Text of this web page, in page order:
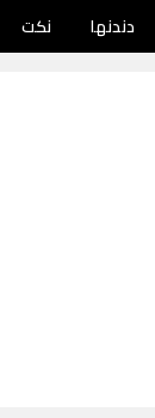
دندنها نكت